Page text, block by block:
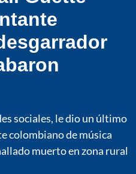
sociales, le dio un último
colombiano de música
muerto en zona rural